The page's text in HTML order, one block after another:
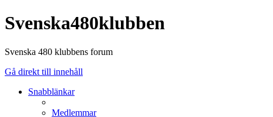
Svenska480klubben
Svenska 480 klubbens forum
Gå direkt till innehåll
Snabblänkar
Medlemmar